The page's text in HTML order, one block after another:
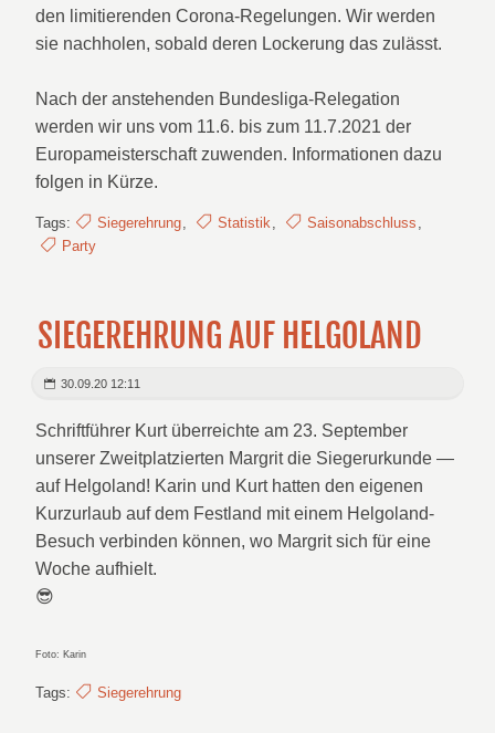
den limitierenden Corona-Regelungen. Wir werden
sie nachholen, sobald deren Lockerung das zulässt.
Nach der anstehenden Bundesliga-Relegation
werden wir uns vom 11.6. bis zum 11.7.2021 der
Europameisterschaft zuwenden. Informationen dazu
folgen in Kürze.
Tags: Siegerehrung, Statistik, Saisonabschluss ,
Party
SIEGEREHRUNG AUF HELGOLAND
30.09.20 12:11
Schriftführer Kurt überreichte am 23. September
unserer Zweitplatzierten Margrit die Siegerurkunde —
auf Helgoland! Karin und Kurt hatten den eigenen
Kurzurlaub auf dem Festland mit einem Helgoland-
Besuch verbinden können, wo Margrit sich für eine
Woche aufhielt.
😎
Foto: Karin
Tags: Siegerehrung